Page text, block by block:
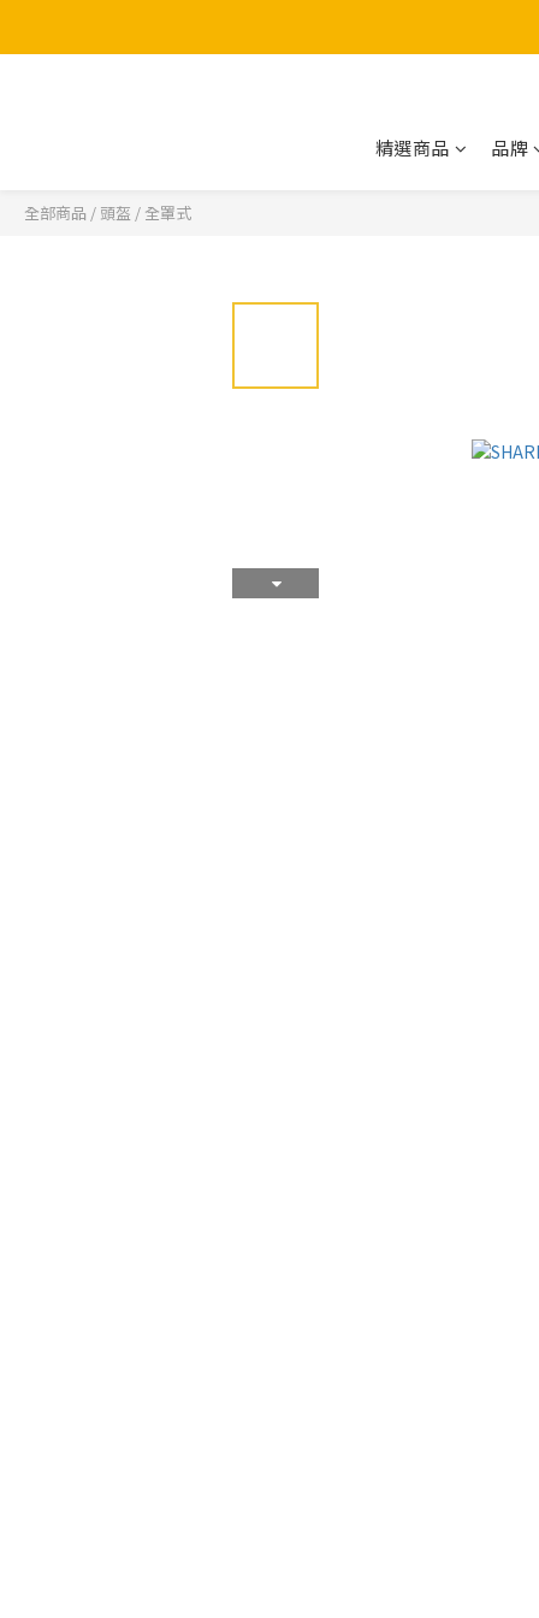
精選商品 品牌
全部商品 / 頭盔 / 全罩式